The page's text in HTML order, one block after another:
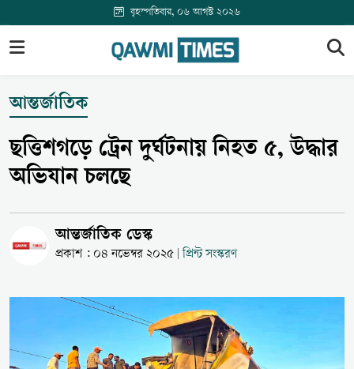
বৃহস্পতিবার, ০৬ আগস্ট ২০২৬
আন্তর্জাতিক
ছত্তিশগড়ে ট্রেন দুর্ঘটনায় নিহত ৫, উদ্ধার
অভিযান চলছে
আন্তর্জাতিক ডেস্ক
প্রকাশ : ০৪ নভেম্বর ২০২৫ প্রিন্ট সংস্করণ